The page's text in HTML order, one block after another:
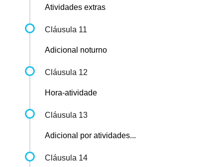
Atividades extras
Cláusula 11
Adicional noturno
Cláusula 12
Hora-atividade
Cláusula 13
Adicional por atividades...
Cláusula 14